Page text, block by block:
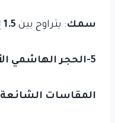
سمك: يتراوح بين 1.5 إلى 2.5 سم.
5-الحجر الهاشمي الأصفر
المقاسات الشائعة